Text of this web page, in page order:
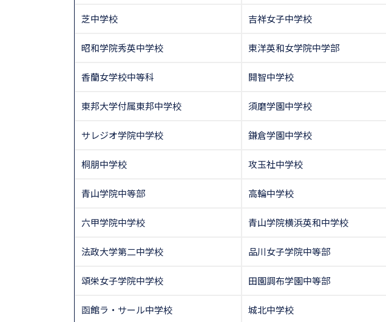
芝中学校 吉祥女子中学校
昭和学院秀英中学校 東洋英和女学院中学部
香蘭女学校中等科 開智中学校
東邦大学付属東邦中学校 須磨学園中学校
サレジオ学院中学校 鎌倉学園中学校
桐朋中学校 攻玉社中学校
青山学院中等部 高輪中学校
六甲学院中学校 青山学院横浜英和中学校
法政大学第二中学校 品川女子学院中等部
頌栄女子学院中学校 田園調布学園中等部
函館ラ・サール中学校 城北中学校